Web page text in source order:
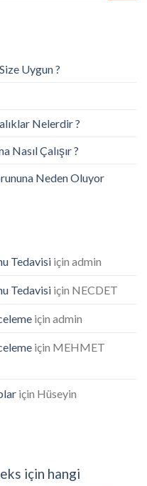
Uygun ?
Nelerdir ?
Nasıl Çalışır ?
Neden Oluyor
Tedavisi için admin
Tedavisi için NECDET
için admin
için MEHMET
için Hüseyin
için hangi